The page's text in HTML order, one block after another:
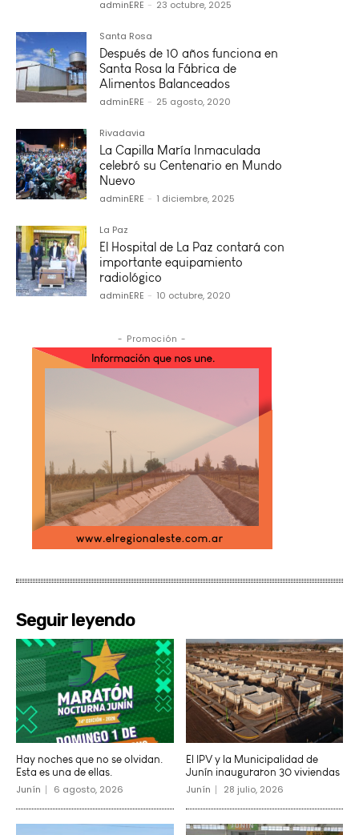
adminERE - 23 octubre, 2025
Santa Rosa
Después de 10 años funciona en
Santa Rosa la Fábrica de
Alimentos Balanceados
adminERE - 25 agosto, 2020
Rivadavia
La Capilla María Inmaculada
celebró su Centenario en Mundo
Nuevo
adminERE - 1 diciembre, 2025
La Paz
El Hospital de La Paz contará con
importante equipamiento
radiológico
adminERE - 10 octubre, 2020
- Promoción -
Seguir leyendo
Hay noches que no se olvidan.
Esta es una de ellas.
Junín 6 agosto, 2026
El IPV y la Municipalidad de
Junín inauguraron 30 viviendas
Junín 28 julio, 2026